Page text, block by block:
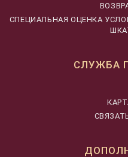
CПЕЦИАЛЬНАЯ ОЦЕНКА
СЛУЖБА